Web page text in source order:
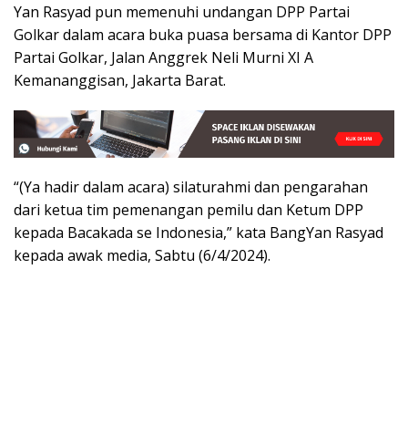
Yan Rasyad pun memenuhi undangan DPP Partai
Golkar dalam acara buka puasa bersama di Kantor DPP
Partai Golkar, Jalan Anggrek Neli Murni XI A
Kemananggisan, Jakarta Barat.
“(Ya hadir dalam acara) silaturahmi dan pengarahan
dari ketua tim pemenangan pemilu dan Ketum DPP
kepada Bacakada se Indonesia,” kata BangYan Rasyad
kepada awak media, Sabtu (6/4/2024).